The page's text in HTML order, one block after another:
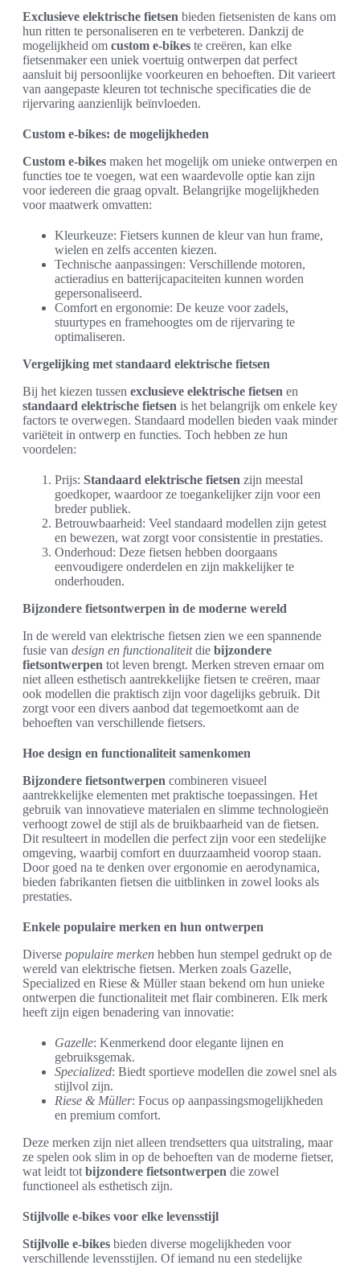
Exclusieve elektrische fietsen bieden fietsenisten de kans om
hun ritten te personaliseren en te verbeteren. Dankzij de
mogelijkheid om custom e-bikes te creëren, kan elke
fietsenmaker een uniek voertuig ontwerpen dat perfect
aansluit bij persoonlijke voorkeuren en behoeften. Dit varieert
van aangepaste kleuren tot technische specificaties die de
rijervaring aanzienlijk beïnvloeden.
Custom e-bikes: de mogelijkheden
Custom e-bikes maken het mogelijk om unieke ontwerpen en
functies toe te voegen, wat een waardevolle optie kan zijn
voor iedereen die graag opvalt. Belangrijke mogelijkheden
voor maatwerk omvatten:
Kleurkeuze: Fietsers kunnen de kleur van hun frame,
wielen en zelfs accenten kiezen.
Technische aanpassingen: Verschillende motoren,
actieradius en batterijcapaciteiten kunnen worden
gepersonaliseerd.
Comfort en ergonomie: De keuze voor zadels,
stuurtypes en framehoogtes om de rijervaring te
optimaliseren.
Vergelijking met standaard elektrische fietsen
Bij het kiezen tussen exclusieve elektrische fietsen en
standaard elektrische fietsen is het belangrijk om enkele key
factors te overwegen. Standaard modellen bieden vaak minder
variëteit in ontwerp en functies. Toch hebben ze hun
voordelen:
Prijs: Standaard elektrische fietsen zijn meestal
goedkoper, waardoor ze toegankelijker zijn voor een
breder publiek.
Betrouwbaarheid: Veel standaard modellen zijn getest
en bewezen, wat zorgt voor consistentie in prestaties.
Onderhoud: Deze fietsen hebben doorgaans
eenvoudigere onderdelen en zijn makkelijker te
onderhouden.
Bijzondere fietsontwerpen in de moderne wereld
In de wereld van elektrische fietsen zien we een spannende
fusie van design en functionaliteitdie bijzondere
fietsontwerpen tot leven brengt. Merken streven ernaar om
niet alleen esthetisch aantrekkelijke fietsen te creëren, maar
ook modellen die praktisch zijn voor dagelijks gebruik. Dit
zorgt voor een divers aanbod dat tegemoetkomt aan de
behoeften van verschillende fietsers.
Hoe design en functionaliteit samenkomen
Bijzondere fietsontwerpen combineren visueel
aantrekkelijke elementen met praktische toepassingen. Het
gebruik van innovatieve materialen en slimme technologieën
verhoogt zowel de stijl als de bruikbaarheid van de fietsen.
Dit resulteert in modellen die perfect zijn voor een stedelijke
omgeving, waarbij comfort en duurzaamheid voorop staan.
Door goed na te denken over ergonomie en aerodynamica,
bieden fabrikanten fietsen die uitblinken in zowel looks als
prestaties.
Enkele populaire merken en hun ontwerpen
Diverse populaire merken hebben hun stempel gedrukt op de
wereld van elektrische fietsen. Merken zoals Gazelle,
Specialized en Riese & Müller staan bekend om hun unieke
ontwerpen die functionaliteit met flair combineren. Elk merk
heeft zijn eigen benadering van innovatie:
Gazelle: Kenmerkend door elegante lijnen en
gebruiksgemak.
Specialized: Biedt sportieve modellen die zowel snel als
stijlvol zijn.
Riese & Müller: Focus op aanpassingsmogelijkheden
en premium comfort.
Deze merken zijn niet alleen trendsetters qua uitstraling, maar
ze spelen ook slim in op de behoeften van de moderne fietser,
wat leidt tot bijzondere fietsontwerpen die zowel
functioneel als esthetisch zijn.
Stijlvolle e-bikes voor elke levensstijl
Stijlvolle e-bikes bieden diverse mogelijkheden voor
verschillende levensstijlen. Of iemand nu een stedelijke